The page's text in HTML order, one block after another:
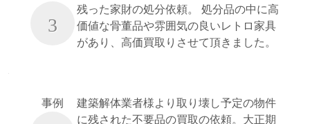
3
残った家財の処分依頼。 処分品の中に高
価値な骨董品や雰囲気の良いレトロ家具
があり、高価買取りさせて頂きました。
事例
建築解体業者様より取り壊し予定の物件
に残された不要品の買取の依頼。大正期